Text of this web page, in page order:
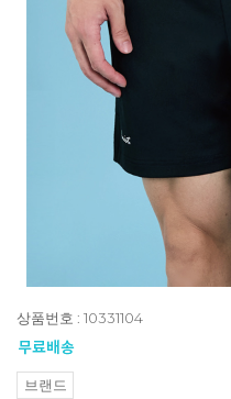
상품번호 : 10331104
브랜드